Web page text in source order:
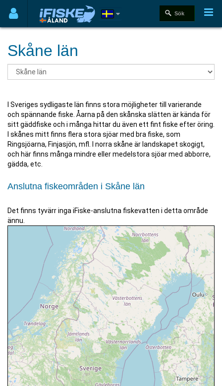
Skåne län
I Sveriges sydligaste län finns stora möjligheter till varierande
och spännande fiske. Åarna på den skånska slätten är kända för
sitt gäddfiske och i många hittar du även ett fint fiske efter öring.
I skånes mitt finns flera stora sjöar med bra fiske, som
Ringsjöarna, Finjasjön, mfl. I norra skåne är landskapet skogigt,
och här finns många mindre eller medelstora sjöar med abborre,
gädda, etc.
Anslutna fiskeområden i Skåne län
Det finns tyvärr inga iFiske-anslutna fiskevatten i detta område
ännu.